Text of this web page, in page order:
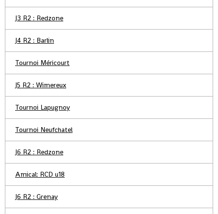
J3 R2 : Redzone
J4 R2 : Barlin
Tournoi Méricourt
J5 R2 : Wimereux
Tournoi Lapugnoy
Tournoi Neufchatel
J6 R2 : Redzone
Amical: RCD u18
J6 R2 : Grenay